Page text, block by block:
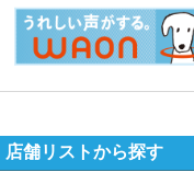
店舗リストから探す